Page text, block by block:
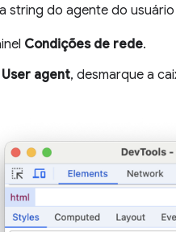
string do agente do
Condições de rede.
User agent, desmarque a